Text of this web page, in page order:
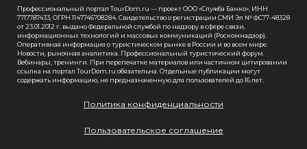
Профессиональный портал TourDom.ru — проект ООО «Служба Банко», ИНН
7717787433, ОГРН 1147746708284. Свидетельство о регистрации СМИ Эл № ФС77-48328
от 23.01.2012 г. выдано Федеральной службой по надзору в сфере связи,
информационных технологий и массовых коммуникаций (Роскомнадзор).
Оперативная информация о туристическом рынке в России и во всем мире.
Новости, рыночная аналитика. Профессиональный туристический форум.
Вебинары, тренинги. При перепечатке материалов или частичном цитировании
ссылка на портал TourDom.ru обязательна. Отдельные публикации могут
содержать информацию, не предназначенную для пользователей до 16 лет.
Политика конфиденциальности
Пользовательское соглашение